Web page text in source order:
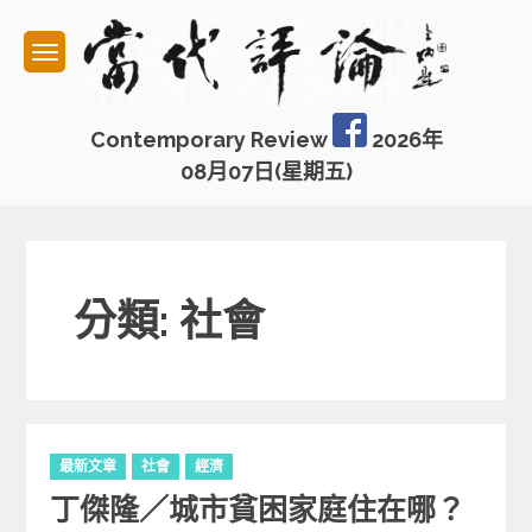
content
Contemporary Review
2026年
08月07日(星期五)
分類: 社會
C
a
最新文章 社會 經濟
丁傑隆／城市貧困家庭住在哪？